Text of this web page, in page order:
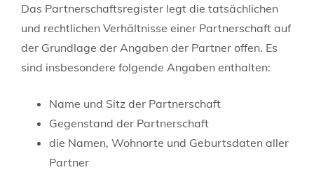
Das Partnerschaftsregister legt die tatsächlichen
und rechtlichen Verhältnisse einer Partnerschaft auf
der Grundlage der Angaben der Partner offen. Es
sind insbesondere folgende Angaben enthalten:
Name und Sitz der Partnerschaft
Gegenstand der Partnerschaft
die Namen, Wohnorte und Geburtsdaten aller
Partner